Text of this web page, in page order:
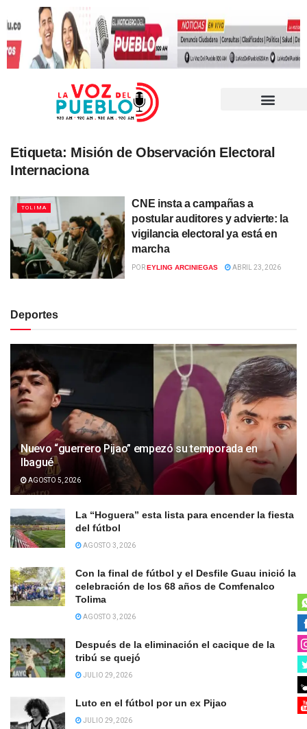
Etiqueta: Misión de Observación Electoral
Internaciona
TOLIMA
CNE insta a campañas a
postular auditores y advierte: la
vigilancia electoral ya está en
marcha
POREYLING ARCINIEGAS ABRIL 23, 2026
Deportes
Nuevo “guerrero Pijao” empezó su temporada en
Ibagué
AGOSTO 5, 2026
La “Hoguera” esta lista para encender la fiesta
del fútbol
AGOSTO 3, 2026
Con la final de fútbol y el Desfile Guau inició la
celebración de los 68 años de Comfenalco
Tolima
AGOSTO 3, 2026
Después de la eliminación el cacique de la
tribú se quejó
JULIO 29, 2026
Luto en el fútbol por un ex Pijao
JULIO 29, 2026